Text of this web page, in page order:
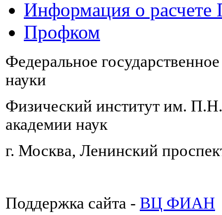
Информация о
Профком
Федеральное
науки
Физический институт им.
академии наук
г. Москва, Ленинский
Поддержка сайта - ВЦ ФИАН